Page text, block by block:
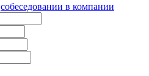
собеседовании в компании